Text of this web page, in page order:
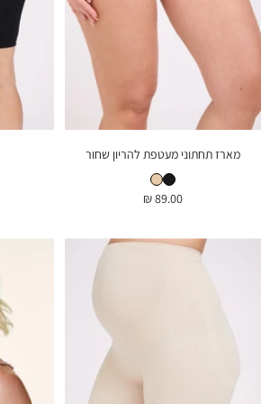
מארז תחתוני מעטפת להריון שחור
מארז תחתוני מעטפת להריון שחור
מארז תחתוני מעטפת להריון גוף
מחיר
89.00 ₪